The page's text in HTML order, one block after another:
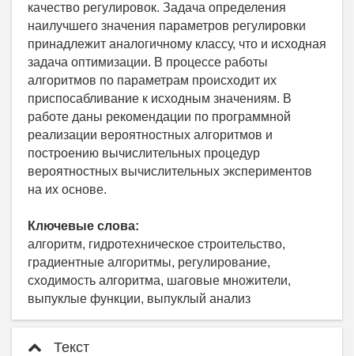
качество регулировок. Задача определения
наилучшего значения параметров регулировки
принадлежит аналогичному классу, что и исходная
задача оптимизации. В процессе работы
алгоритмов по параметрам происходит их
приспосабливание к исходным значениям. В
работе даны рекомендации по программной
реализации вероятностных алгоритмов и
построению вычислительных процедур
вероятностных вычислительных экспериментов
на их основе.
Ключевые слова:
алгоритм, гидротехническое строительство,
градиентные алгоритмы, регулирование,
сходимость алгоритма, шаговые множители,
выпуклые функции, выпуклый анализ
Текст